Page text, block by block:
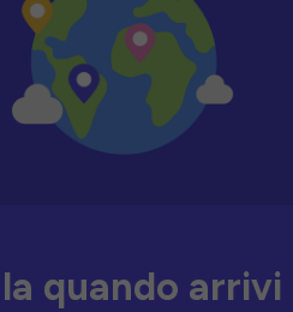
quando arrivi